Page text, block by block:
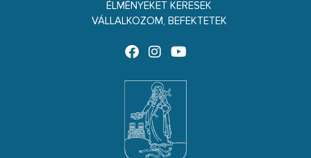
ÉLMÉNYEKET KERESEK
VÁLLALKOZOM, BEFEKTETEK